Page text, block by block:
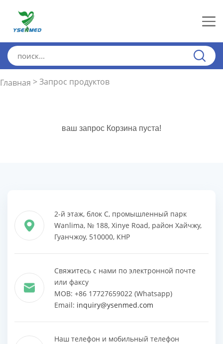
Главная > Запрос продуктов
ваш запрос Корзина пуста!
2-й этаж, блок C, промышленный парк
Wanlima, № 188, Xinye Road, район Хайчжу,
Гуанчжоу, 510000, КНР
Свяжитесь с нами по электронной почте
или факсу
MOB: +86 17727659022 (Whatsapp)
Email: inquiry@ysenmed.com
Наш телефон и мобильный телефон